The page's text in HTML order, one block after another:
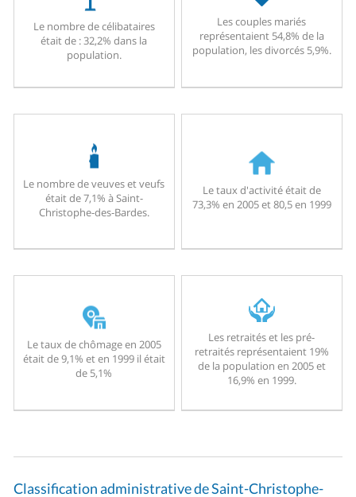
Le nombre de célibataires
était de : 32,2% dans la
population.
Les couples mariés
représentaient 54,8% de la
population, les divorcés 5,9%.
Le nombre de veuves et veufs
était de 7,1% à Saint-
Christophe-des-Bardes.
Le taux d'activité était de
73,3% en 2005 et 80,5 en 1999
Le taux de chômage en 2005
était de 9,1% et en 1999 il était
de 5,1%
Les retraités et les pré-
retraités représentaient 19%
de la population en 2005 et
16,9% en 1999.
Classification administrative de Saint-Christophe-